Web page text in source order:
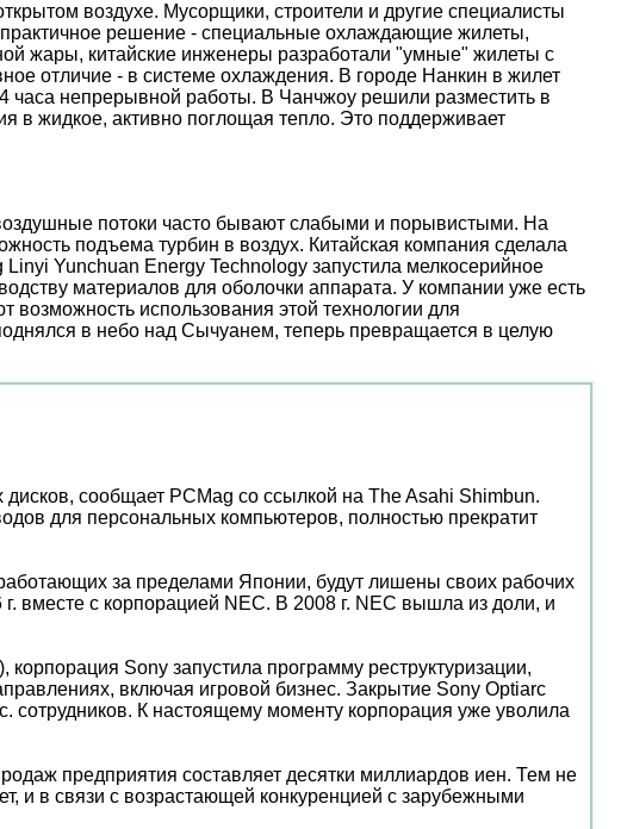
воздухе. Мусорщики, строители и другие специалисты
решение - специальные охлаждающие жилеты,
жары, китайские инженеры разработали "умные" жилеты с
отличие - в системе охлаждения. В городе Нанкин в жилет
часа непрерывной работы. В Чанчжоу решили разместить в
в жидкое, активно поглощая тепло. Это поддерживает
потоки часто бывают слабыми и порывистыми. На
подъема турбин в воздух. Китайская компания сделала
Yunchuan Energy Technology запустила мелкосерийное
материалов для оболочки аппарата. У компании уже есть
использования этой технологии для
в небо над Сычуанем, теперь превращается в целую
сообщает PCMag со ссылкой на The Asahi Shimbun.
для персональных компьютеров, полностью прекратит
за пределами Японии, будут лишены своих рабочих
вместе с корпорацией NEC. В 2008 г. NEC вышла из доли, и
Sony запустила программу реструктуризации,
включая игровой бизнес. Закрытие Sony Optiarc
сотрудников. К настоящему моменту корпорация уже уволила
предприятия составляет десятки миллиардов иен. Тем не
и в связи с возрастающей конкуренцией с зарубежными